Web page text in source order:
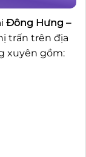
Đông Hưng –
trấn trên địa
xuyên gồm: